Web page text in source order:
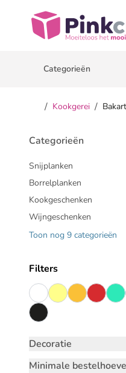
Pinkcube
Categorieën
/ Kookgerei /
Categorieën
Snijplanken
Borrelplanken
Kookgeschenken
Wijngeschenken
Toon nog 9 categorieën
Filters
Decoratie
Minimale